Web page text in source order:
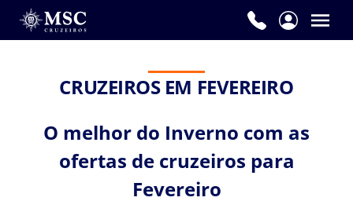
CRUZEIROS EM FEVEREIRO
O melhor do Inverno com as
ofertas de cruzeiros para
Fevereiro